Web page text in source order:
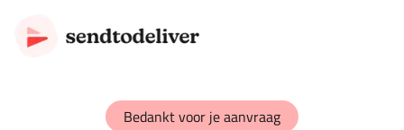
Bedankt voor je aanvraag